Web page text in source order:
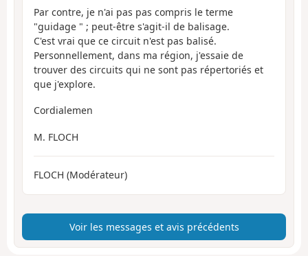
Par contre, je n'ai pas pas compris le terme
"guidage " ; peut-être s'agit-il de balisage.
C'est vrai que ce circuit n'est pas balisé.
Personnellement, dans ma région, j'essaie de
trouver des circuits qui ne sont pas répertoriés et
que j'explore.
Cordialemen
M. FLOCH
FLOCH (Modérateur)
Voir les messages et avis précédents